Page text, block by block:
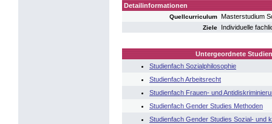
Detailinformationen
Quellcurriculum Masterstudium
Ziele Individuelle
Untergeordnete
Studienfach Sozialphilosophie
Studienfach Arbeitsrecht
Studienfach Frauen- und
Studienfach Gender Studies Methoden
Studienfach Gender Studies Sozial- und